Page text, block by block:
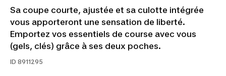
Sa coupe courte, ajustée et sa culotte intégrée
vous apporteront une sensation de liberté.
Emportez vos essentiels de course avec vous
(gels, clés) grâce à ses deux poches.
ID 8911295